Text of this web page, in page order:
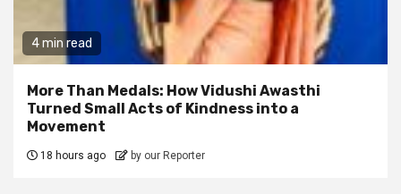
4 min read
More Than Medals: How Vidushi Awasthi
Turned Small Acts of Kindness into a
Movement
18 hours ago by our Reporter